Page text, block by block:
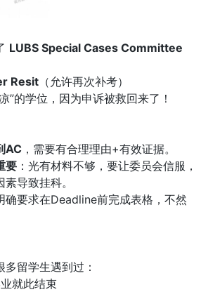
LUBS Special Cases Committee
Resit （允许再次补考）
”的学位，因为申诉被救回来了！
AC ，需要有合理理由+有效证据。
要 ：光有材料不够，要让委员会信服，
导致挂科。
确要求在Deadline前完成表格，不然
留学生遇到过：
就此结束